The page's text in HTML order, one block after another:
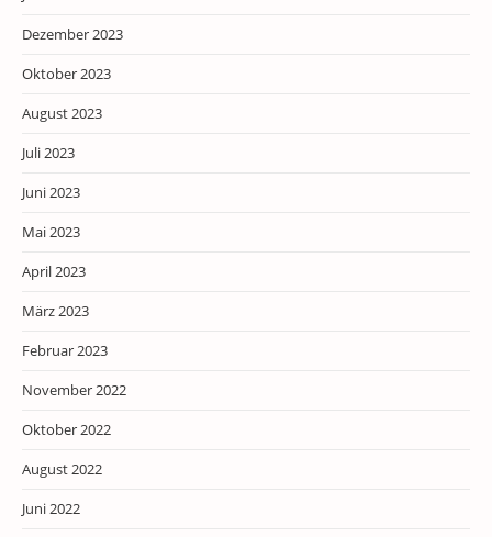
Dezember 2023
Oktober 2023
August 2023
Juli 2023
Juni 2023
Mai 2023
April 2023
März 2023
Februar 2023
November 2022
Oktober 2022
August 2022
Juni 2022